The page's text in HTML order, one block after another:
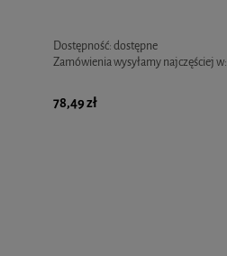
Dostępność:dostępne
Zamówienia wysyłamy najczęściej w:
78,49 zł